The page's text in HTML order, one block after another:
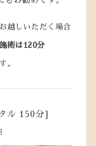
越しいただく場合
術は120分
。
ル 150分]